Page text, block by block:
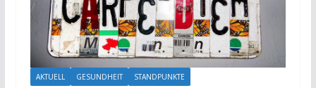
AKTUELL GESUNDHEIT STANDPUNKTE